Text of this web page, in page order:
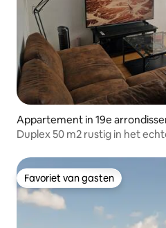
Appartement in 19e
Duplex 50 m2 rustig in het
Favoriet van gasten
Favoriet van gasten